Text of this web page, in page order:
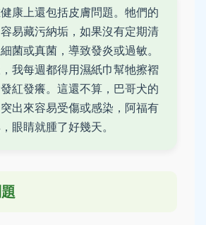
康上還包括皮膚問題。牠們的
易藏污納垢，如果沒有定期清
菌或真菌，導致發炎或過敏。
我每週都得用濕紙巾幫牠擦褶
紅發癢。這還不算，巴哥犬的
出來容易受傷或感染，阿福有
眼睛就腫了好幾天。